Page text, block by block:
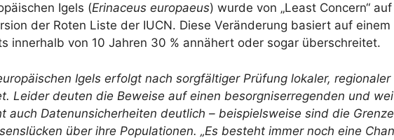
Igels (Erinaceus europaeus) wurde von „Least Concern“
der Roten Liste der IUCN. Diese Veränderung basiert auf
innerhalb von 10 Jahren 30 % annähert oder sogar überschreitet.
Igels erfolgt nach sorgfältiger Prüfung lokaler,
Leider deuten die Beweise auf einen besorgniserregenden und
auch Datenunsicherheiten deutlich – beispielsweise sind die
über ihre Populationen. „Es besteht immer noch eine